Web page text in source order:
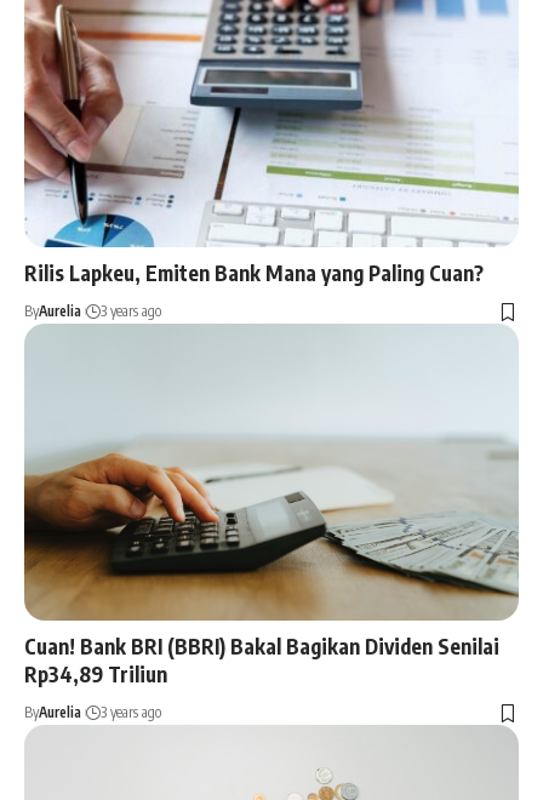
Rilis Lapkeu, Emiten Bank Mana yang Paling Cuan?
ByAurelia 3 years ago
Cuan! Bank BRI (BBRI) Bakal Bagikan Dividen Senilai
Rp34,89 Triliun
ByAurelia 3 years ago